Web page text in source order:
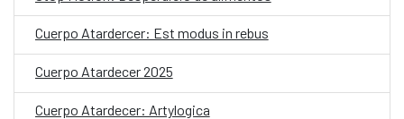
Cuerpo Atardercer: Est modus in rebus
Cuerpo Atardecer 2025
Cuerpo Atardecer: Artylogica